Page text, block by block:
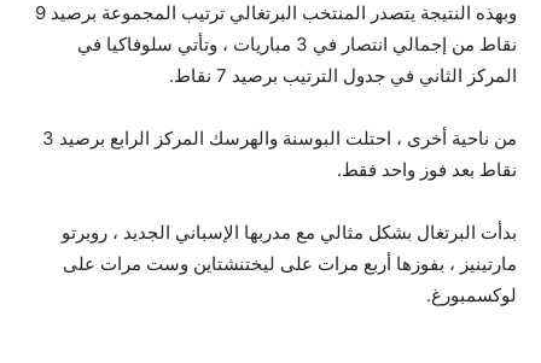
وبهذه النتيجة يتصدر المنتخب البرتغالي ترتيب المجموعة برصيد 9
نقاط من إجمالي انتصار في 3 مباريات ، وتأتي سلوفاكيا في
المركز الثاني في جدول الترتيب برصيد 7 نقاط.
من ناحية أخرى ، احتلت البوسنة والهرسك المركز الرابع برصيد 3
نقاط بعد فوز واحد فقط.
بدأت البرتغال بشكل مثالي مع مدربها الإسباني الجديد ، روبرتو
مارتينيز ، بفوزها أربع مرات على ليختنشتاين وست مرات على
لوكسمبورغ.